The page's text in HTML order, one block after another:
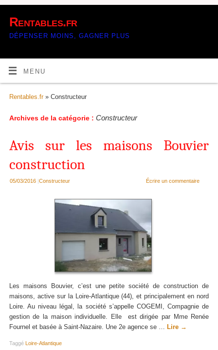
Rentables.fr
DÉPENSER MOINS, GAGNER PLUS
MENU
Rentables.fr» Constructeur
Archives de la catégorie : Constructeur
Avis sur les maisons Bouvier
construction
05/03/2016 |Constructeur Écrire un commentaire
Les maisons Bouvier, c’est une petite société de construction de
maisons, active sur la Loire-Atlantique (44), et principalement en nord
Loire. Au niveau légal, la société s’appelle COGEMI, Compagnie de
gestion de la maison individuelle. Elle est dirigée par Mme Renée
Fournel et basée à Saint-Nazaire. Une 2e agence se … Lire →
Taggé Loire-Atlantique